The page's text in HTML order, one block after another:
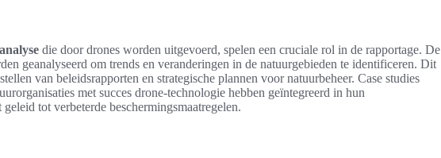
die door drones worden uitgevoerd, spelen een cruciale rol in de rapportage. De
geanalyseerd om trends en veranderingen in de natuurgebieden te identificeren. Dit
van beleidsrapporten en strategische plannen voor natuurbeheer. Case studies
met succes drone-technologie hebben geïntegreerd in hun
tot verbeterde beschermingsmaatregelen.